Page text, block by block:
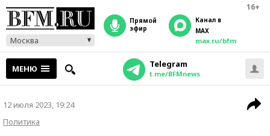
16+
Москва
прямой
эфир
Канал в
MAX
max.ru/bfm
МЕНЮ Telegram
t.me/BFMnews
12 июля 2023, 19:24
Политика